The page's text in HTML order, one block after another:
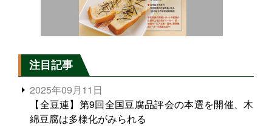
注目記事
2025年09月11日
【全豆連】第9回全国豆腐品評会の本選を開催、木
綿豆腐は多様化がみられる